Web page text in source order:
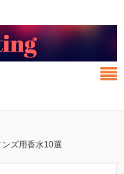
ンズ用香水10選